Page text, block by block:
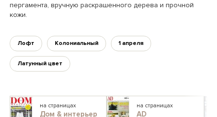
пергамента, вручную раскрашенного дерева и прочной
кожи.
Лофт Колониальный 1 апреля
Латунный цвет
на страницах
Дом & интерьер
на страницах
AD